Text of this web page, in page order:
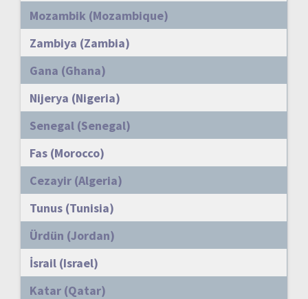
Mozambik (Mozambique)
Zambiya (Zambia)
Gana (Ghana)
Nijerya (Nigeria)
Senegal (Senegal)
Fas (Morocco)
Cezayir (Algeria)
Tunus (Tunisia)
Ürdün (Jordan)
İsrail (Israel)
Katar (Qatar)